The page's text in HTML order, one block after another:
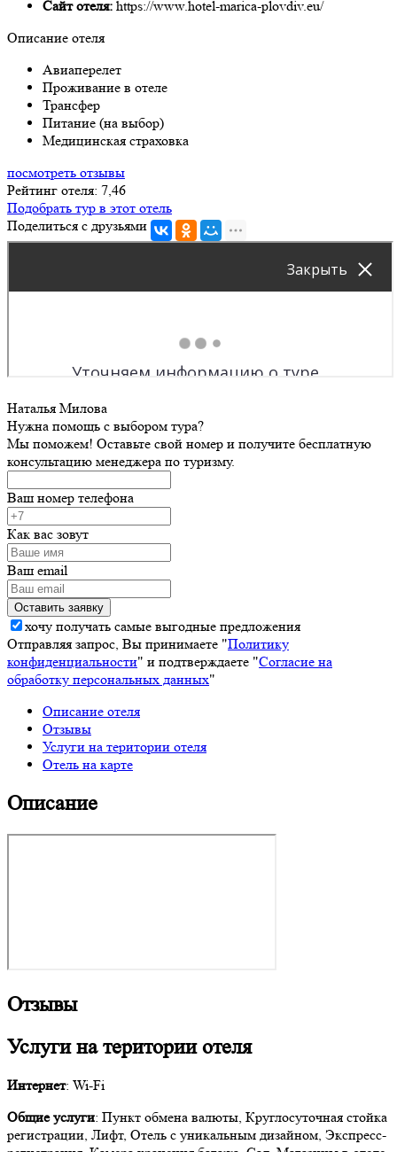
Сайт отеля: https://www.hotel-marica-plovdiv.eu/
Описание отеля
Авиаперелет
Проживание в отеле
Трансфер
Питание (на выбор)
Медицинская страховка
посмотреть отзывы
Рейтинг отеля: 7,46
Подобрать тур в этот отель
Поделиться с друзьями
Наталья Милова
Нужна помощь с выбором тура?
Мы поможем! Оставьте свой номер и получите бесплатную
консультацию менеджера по туризму.
Ваш номер телефона
Как вас зовут
Ваш email
хочу получать самые выгодные предложения
Отправляя запрос, Вы принимаете "Политику
конфиденциальности" и подтверждаете "Согласие на
обработку персональных данных"
Описание отеля
Отзывы
Услуги на територии отеля
Отель на карте
Описание
Отзывы
Услуги на територии отеля
Интернет: Wi-Fi
Общие услуги: Пункт обмена валюты, Круглосуточная стойка
регистрации, Лифт, Отель с уникальным дизайном, Экспресс-